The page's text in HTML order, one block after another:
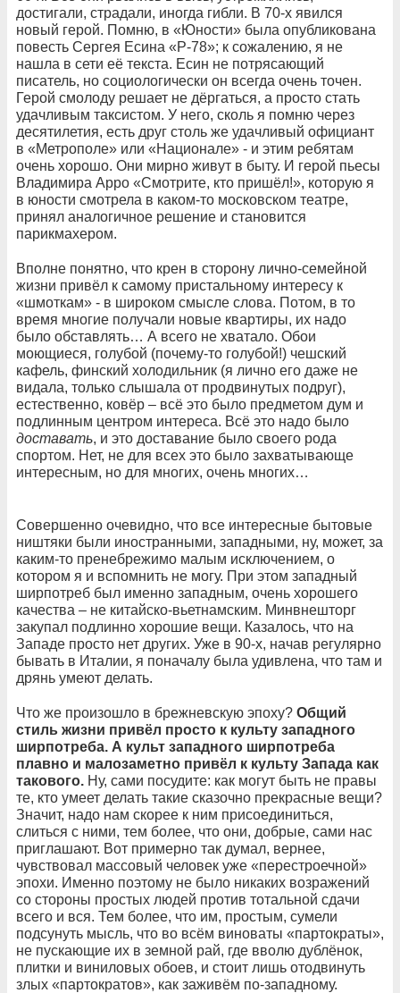
достигали, страдали, иногда гибли. В 70-х явился
новый герой. Помню, в «Юности» была опубликована
повесть Сергея Есина «Р-78»; к сожалению, я не
нашла в сети её текста. Есин не потрясающий
писатель, но социологически он всегда очень точен.
Герой смолоду решает не дёргаться, а просто стать
удачливым таксистом. У него, сколь я помню через
десятилетия, есть друг столь же удачливый официант
в «Метрополе» или «Национале» - и этим ребятам
очень хорошо. Они мирно живут в быту. И герой пьесы
Владимира Арро «Смотрите, кто пришёл!», которую я
в юности смотрела в каком-то московском театре,
принял аналогичное решение и становится
парикмахером.
Вполне понятно, что крен в сторону лично-семейной
жизни привёл к самому пристальному интересу к
«шмоткам» - в широком смысле слова. Потом, в то
время многие получали новые квартиры, их надо
было обставлять… А всего не хватало. Обои
моющиеся, голубой (почему-то голубой!) чешский
кафель, финский холодильник (я лично его даже не
видала, только слышала от продвинутых подруг),
естественно, ковёр – всё это было предметом дум и
подлинным центром интереса. Всё это надо было
доставать, и это доставание было своего рода
спортом. Нет, не для всех это было захватывающе
интересным, но для многих, очень многих…
Совершенно очевидно, что все интересные бытовые
ништяки были иностранными, западными, ну, может, за
каким-то пренебрежимо малым исключением, о
котором я и вспомнить не могу. При этом западный
ширпотреб был именно западным, очень хорошего
качества – не китайско-вьетнамским. Минвнешторг
закупал подлинно хорошие вещи. Казалось, что на
Западе просто нет других. Уже в 90-х, начав регулярно
бывать в Италии, я поначалу была удивлена, что там и
дрянь умеют делать.
Что же произошло в брежневскую эпоху? Общий
стиль жизни привёл просто к культу западного
ширпотреба. А культ западного ширпотреба
плавно и малозаметно привёл к культу Запада как
такового. Ну, сами посудите: как могут быть не правы
те, кто умеет делать такие сказочно прекрасные вещи?
Значит, надо нам скорее к ним присоединиться,
слиться с ними, тем более, что они, добрые, сами нас
приглашают. Вот примерно так думал, вернее,
чувствовал массовый человек уже «перестроечной»
эпохи. Именно поэтому не было никаких возражений
со стороны простых людей против тотальной сдачи
всего и вся. Тем более, что им, простым, сумели
подсунуть мысль, что во всём виноваты «партократы»,
не пускающие их в земной рай, где вволю дублёнок,
плитки и виниловых обоев, и стоит лишь отодвинуть
злых «партократов», как заживём по-западному.